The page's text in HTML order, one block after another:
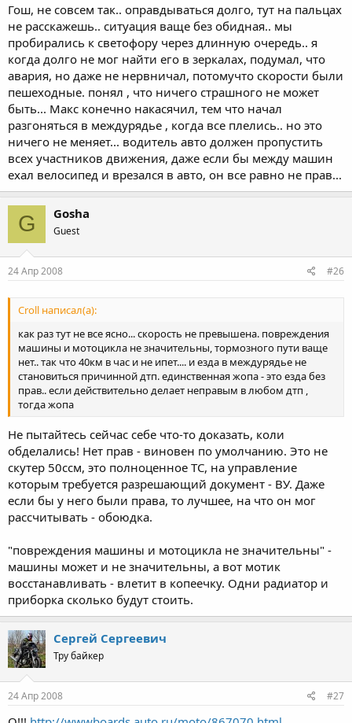
Гош, не совсем так.. оправдываться долго, тут на пальцах
не расскажешь.. ситуация ваще без обидная.. мы
пробирались к светофору через длинную очередь.. я
когда долго не мог найти его в зеркалах, подумал, что
авария, но даже не нервничал, потомучто скорости были
пешеходные. понял , что ничего страшного не может
быть... Макс конечно накасячил, тем что начал
разгоняться в междурядье , когда все плелись.. но это
ничего не меняет... водитель авто должен пропустить
всех участников движения, даже если бы между машин
ехал велосипед и врезался в авто, он все равно не прав...
G Gosha
Guest
24 Апр 2008 #26
Croll написал(а):
как раз тут не все ясно... скорость не превышена. повреждения
машины и мотоцикла не значительны, тормозного пути ваще
нет.. так что 40км в час и не ипет.... и езда в междурядье не
становиться причинной дтп. единственная жопа - это езда без
прав.. если действительно делает неправым в любом дтп ,
тогда жопа
Не пытайтесь сейчас себе что-то доказать, коли
обделались! Нет прав - виновен по умолчанию. Это не
скутер 50ссм, это полноценное ТС, на управление
которым требуется разрешающий документ - ВУ. Даже
если бы у него были права, то лучшее, на что он мог
рассчитывать - обоюдка.
"повреждения машины и мотоцикла не значительны" -
машины может и не значительны, а вот мотик
восстанавливать - влетит в копеечку. Одни радиатор и
приборка сколько будут стоить.
Сергей Сергеевич
Тру байкер
24 Апр 2008 #27